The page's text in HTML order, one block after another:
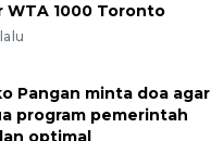
WTA 1000 Toronto
Pangan minta doa agar
program pemerintah
optimal